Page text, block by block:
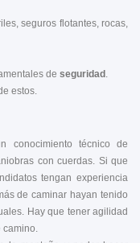
seguros flotantes, rocas,
de seguridad .
estos.
conocimiento técnico de
con cuerdas. Si que
tengan experiencia
de caminar hayan tenido
Hay que tener agilidad
camino.